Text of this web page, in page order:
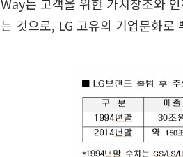
는 것으로, LG 고유의 기업문화로